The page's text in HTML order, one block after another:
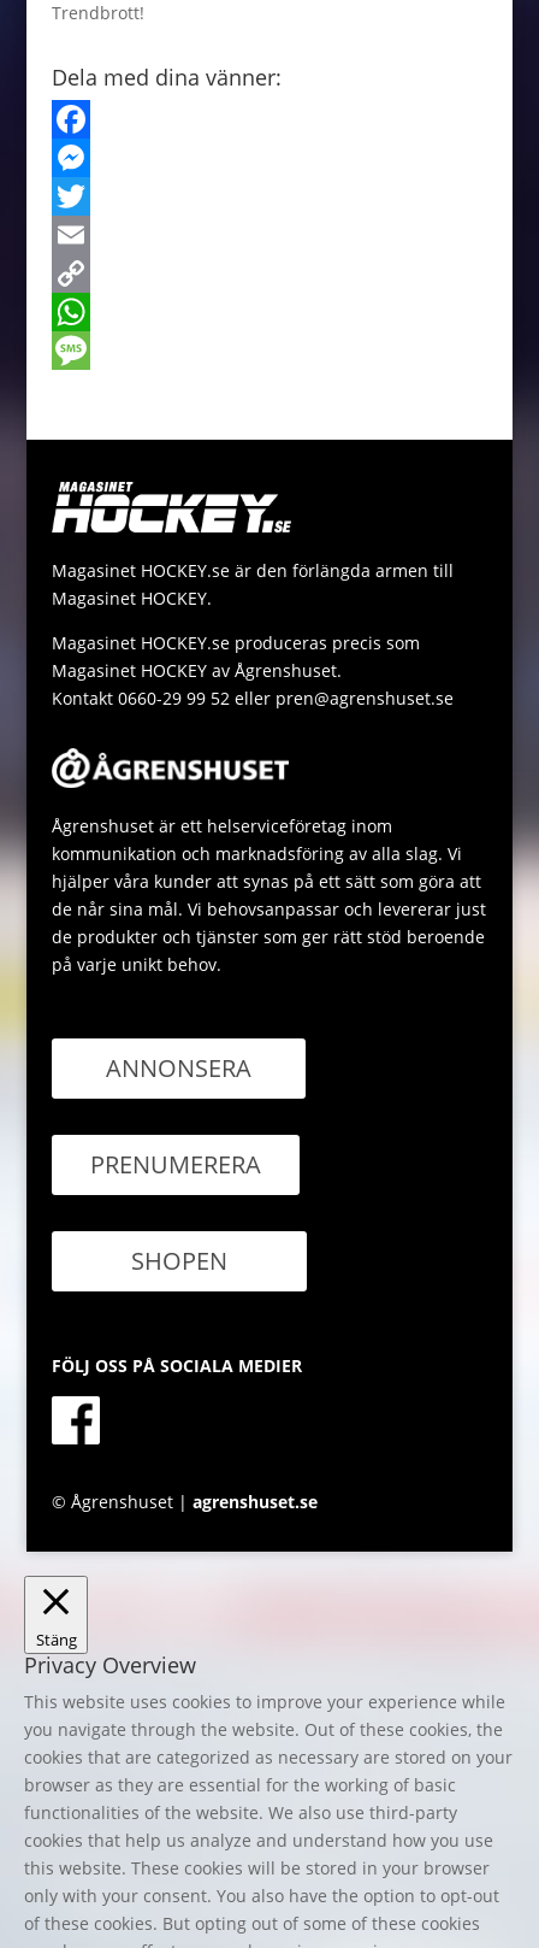
Trendbrott!
Dela med dina vänner:
F
a
c
e
b
o
M
e
s
s
e
r
T
w
t
E
m
a
C
o
i
k
W
s
p
s
g
Magasinet HOCKEY.se är den förlängda armen till
Magasinet HOCKEY.
Magasinet HOCKEY.se produceras precis som
Magasinet HOCKEY av Ågrenshuset.
Kontakt 0660-29 99 52 eller pren@agrenshuset.se
Ågrenshuset är ett helserviceföretag inom
kommunikation och marknadsföring av alla slag. Vi
hjälper våra kunder att synas på ett sätt som göra att
de når sina mål. Vi behovsanpassar och levererar just
de produkter och tjänster som ger rätt stöd beroende
på varje unikt behov.
ANNONSERA
PRENUMERERA
SHOPEN
FÖLJ OSS PÅ SOCIALA MEDIER
© Ågrenshuset | agrenshuset.se
Stäng
Privacy Overview
This website uses cookies to improve your experience while
you navigate through the website. Out of these cookies, the
cookies that are categorized as necessary are stored on your
browser as they are essential for the working of basic
functionalities of the website. We also use third-party
cookies that help us analyze and understand how you use
this website. These cookies will be stored in your browser
only with your consent. You also have the option to opt-out
of these cookies. But opting out of some of these cookies